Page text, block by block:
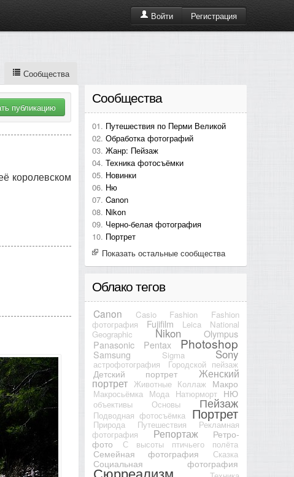
Войти Регистрация
Сообщества
публикацию
королевском
Сообщества
Путешествия по Перми Великой
Обработка фотографий
Жанр: Пейзаж
Техника фотосъёмки
Новинки
Ню
Canon
Nikon
Черно-белая фотография
Портрет
Показать остальные сообщества
Облако тегов
Canon Casio Fashion
Fashion
фотография
Fujifilm Leica
National
Geographic
Nikon
Olympus
Panasonic
Pentax Photoshop
Samsung Sigma Sony
астрофотография Городской пейзаж
Детский портрет Женский
портрет Животные Коллаж Макро
Макросьёмка Мода Натюрморт НЮ
объективы Основы Пейзаж
Подводная фотосъёмка Портрет
Природа Путешествия
Рекламная
фотография
Репортаж Ретро-
фото С высоты птичьего полёта
Семейная фотография Сказка
Социальная фотография
Сюрреализм